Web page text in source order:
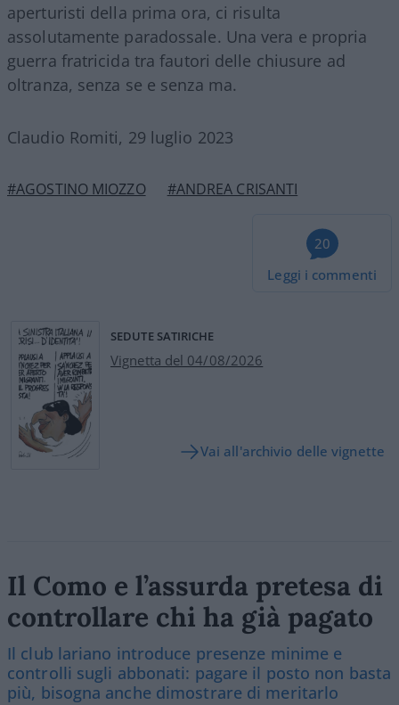
aperturisti della prima ora, ci risulta
assolutamente paradossale. Una vera e propria
guerra fratricida tra fautori delle chiusure ad
oltranza, senza se e senza ma.
Claudio Romiti, 29 luglio 2023
#AGOSTINO MIOZZO #ANDREA CRISANTI
20
Leggi i commenti
SEDUTE SATIRICHE
Vignetta del 04/08/2026
Vai all'archivio delle vignette
Il Como e l’assurda pretesa di
controllare chi ha già pagato
Il club lariano introduce presenze minime e
controlli sugli abbonati: pagare il posto non basta
più, bisogna anche dimostrare di meritarlo